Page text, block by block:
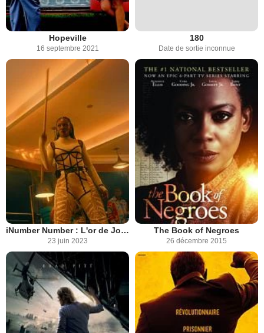
Hopeville
16 septembre 2021
180
Date de sortie inconnue
iNumber Number : L'or de Johannesbourg
23 juin 2023
The Book of Negroes
26 décembre 2015